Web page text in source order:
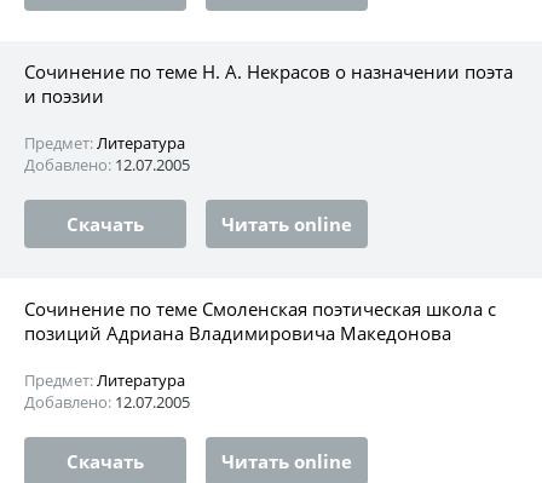
Сочинение по теме Н. А. Некрасов о назначении поэта
и поэзии
Предмет:Литература
Добавлено: 12.07.2005
Скачать Читать online
Сочинение по теме Смоленская поэтическая школа с
позиций Адриана Владимировича Македонова
Предмет:Литература
Добавлено: 12.07.2005
Скачать Читать online